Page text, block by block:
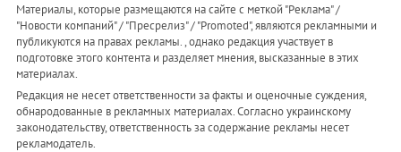
Материалы, которые размещаются на сайте с меткой "Реклама" /
"Новости компаний" / "Пресрелиз" / "Promoted", являются рекламными и
публикуются на правах рекламы. , однако редакция участвует в
подготовке этого контента и разделяет мнения, высказанные в этих
материалах.
Редакция не несет ответственности за факты и оценочные суждения,
обнародованные в рекламных материалах. Согласно украинскому
законодательству, ответственность за содержание рекламы несет
рекламодатель.